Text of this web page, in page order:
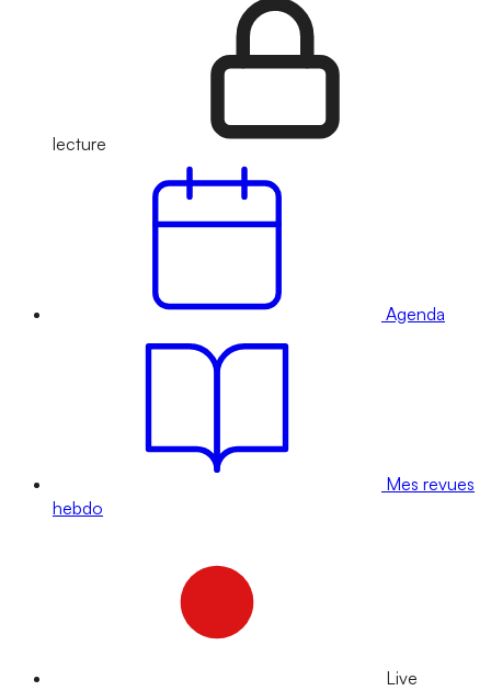
lecture
Agenda
Mes revues
hebdo
Live